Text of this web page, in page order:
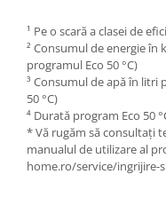
¹ Pe o scară a clasei de
² Consumul de energie în
programul Eco 50 °C)
³ Consumul de apă în litri
50 °C)
⁴ Durată program Eco 50
* Vă rugăm să consultați
manualul de utilizare al
home.ro/service/ingrijire-